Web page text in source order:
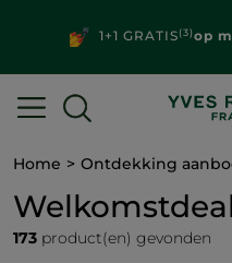
1+1 GRATIS(3)op
Home Ontdekking
173 product(en) gevonden